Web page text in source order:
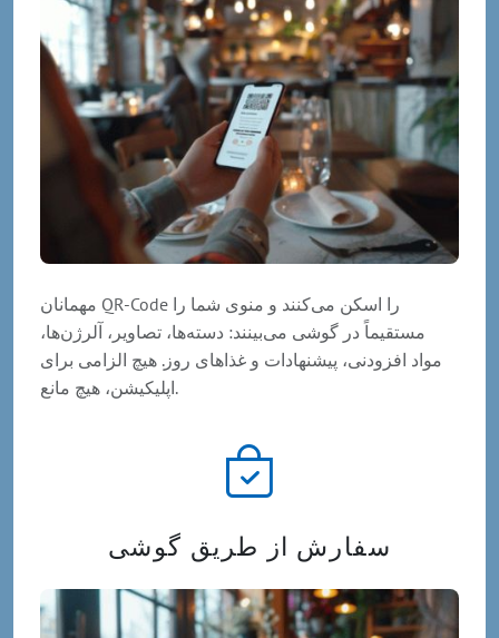
مهمانان QR-Code را اسکن می‌کنند و منوی شما را
مستقیماً در گوشی می‌بینند: دسته‌ها، تصاویر، آلرژن‌ها،
مواد افزودنی، پیشنهادات و غذاهای روز. هیچ الزامی برای
اپلیکیشن، هیچ مانع.
سفارش از طریق گوشی